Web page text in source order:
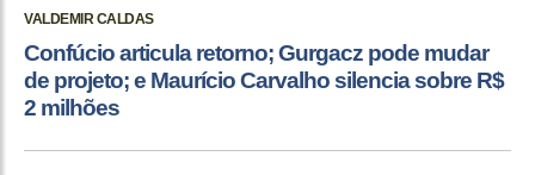
VALDEMIR CALDAS
Confúcio articula retorno; Gurgacz pode mudar
de projeto; e Maurício Carvalho silencia sobre R$
2 milhões